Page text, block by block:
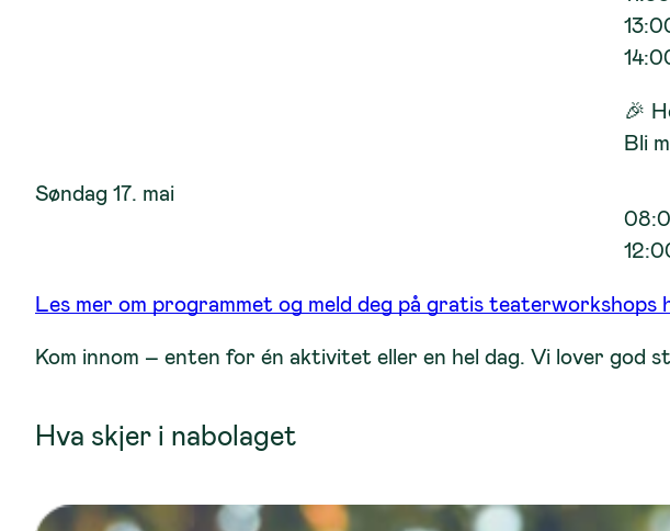
🎉
Bli
Søndag 17. mai
Les mer om programmet og meld deg på gratis teaterworkshops
Kom innom – enten for én aktivitet eller en hel dag. Vi lover god
Hva skjer i nabolaget